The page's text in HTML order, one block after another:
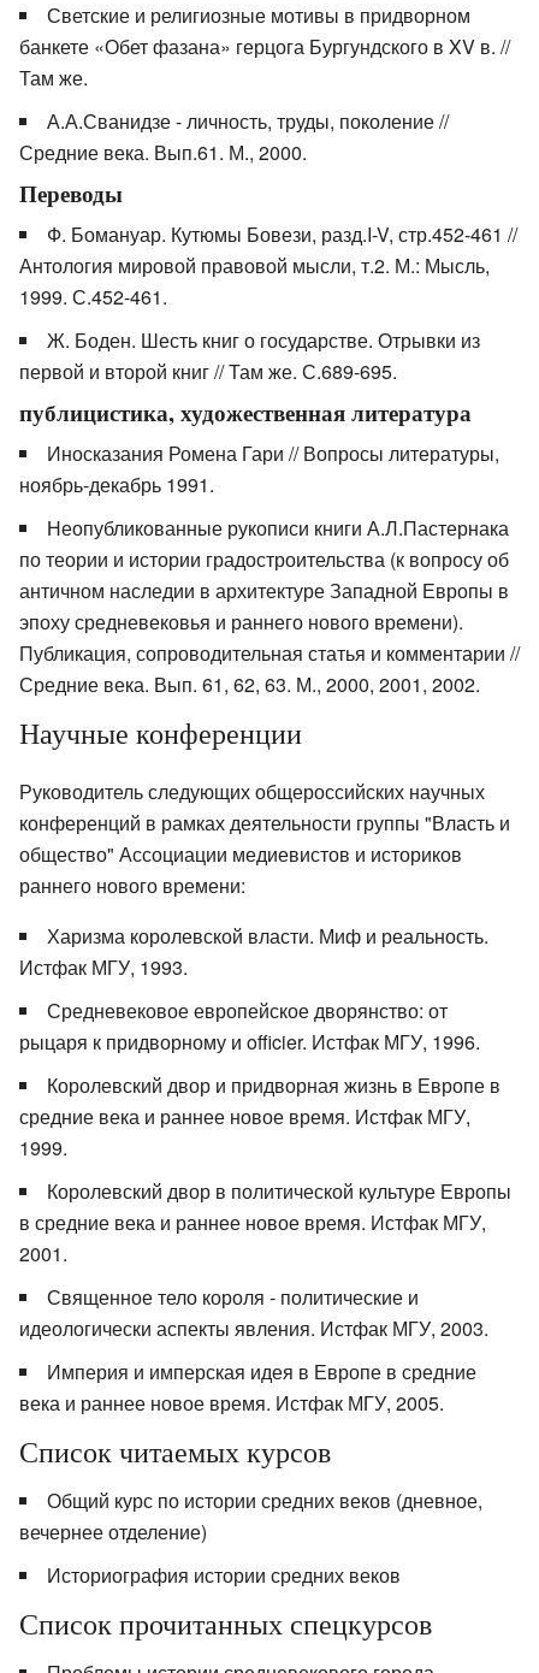
Светские и религиозные мотивы в придворном
банкете «Обет фазана» герцога Бургундского в XV в. //
Там же.
А.А.Сванидзе - личность, труды, поколение //
Средние века. Вып.61. М., 2000.
Переводы
Ф. Бомануар. Кутюмы Бовези, разд.I-V, стр.452-461 //
Антология мировой правовой мысли, т.2. М.: Мысль,
1999. С.452-461.
Ж. Боден. Шесть книг о государстве. Отрывки из
первой и второй книг // Там же. С.689-695.
публицистика, художественная литература
Иносказания Ромена Гари // Вопросы литературы,
ноябрь-декабрь 1991.
Неопубликованные рукописи книги А.Л.Пастернака
по теории и истории градостроительства (к вопросу об
античном наследии в архитектуре Западной Европы в
эпоху средневековья и раннего нового времени).
Публикация, сопроводительная статья и комментарии //
Средние века. Вып. 61, 62, 63. М., 2000, 2001, 2002.
Научные конференции
Руководитель следующих общероссийских научных
конференций в рамках деятельности группы "Власть и
общество" Ассоциации медиевистов и историков
раннего нового времени:
Харизма королевской власти. Миф и реальность.
Истфак МГУ, 1993.
Средневековое европейское дворянство: от
рыцаря к придворному и officier. Истфак МГУ, 1996.
Королевский двор и придворная жизнь в Европе в
средние века и раннее новое время. Истфак МГУ,
1999.
Королевский двор в политической культуре Европы
в средние века и раннее новое время. Истфак МГУ,
2001.
Священное тело короля - политические и
идеологически аспекты явления. Истфак МГУ, 2003.
Империя и имперская идея в Европе в средние
века и раннее новое время. Истфак МГУ, 2005.
Список читаемых курсов
Общий курс по истории средних веков (дневное,
вечернее отделение)
Историография истории средних веков
Список прочитанных спецкурсов